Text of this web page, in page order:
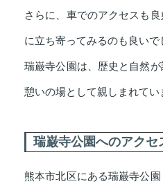
さらに、車でのアクセスも
に立ち寄ってみるのも良いで
瑞巌寺公園は、歴史と自然が
憩いの場として親しまれてい
瑞巌寺公園へのアクセ
熊本市北区にある瑞巌寺公